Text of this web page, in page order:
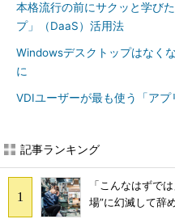
本格流行の前にサクッと学び
プ」（DaaS）活用法
Windowsデスクトップはなく
に
VDIユーザーが最も使う「アプ
記事ランキング
「こんなはずで
場”に幻滅して辞